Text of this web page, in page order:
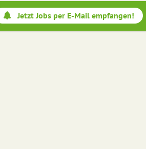
Jetzt Jobs per E-Mail empfangen!